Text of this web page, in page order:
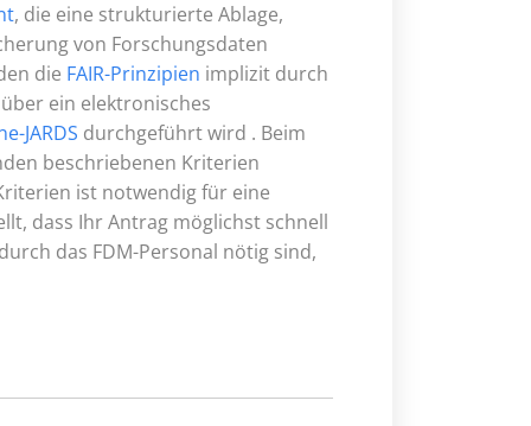
, die eine strukturierte Ablage,
von Forschungsdaten
die FAIR-Prinzipien implizit durch
ein elektronisches
JARDS durchgeführt wird . Beim
beschriebenen Kriterien
ist notwendig für eine
dass Ihr Antrag möglichst schnell
das FDM-Personal nötig sind,